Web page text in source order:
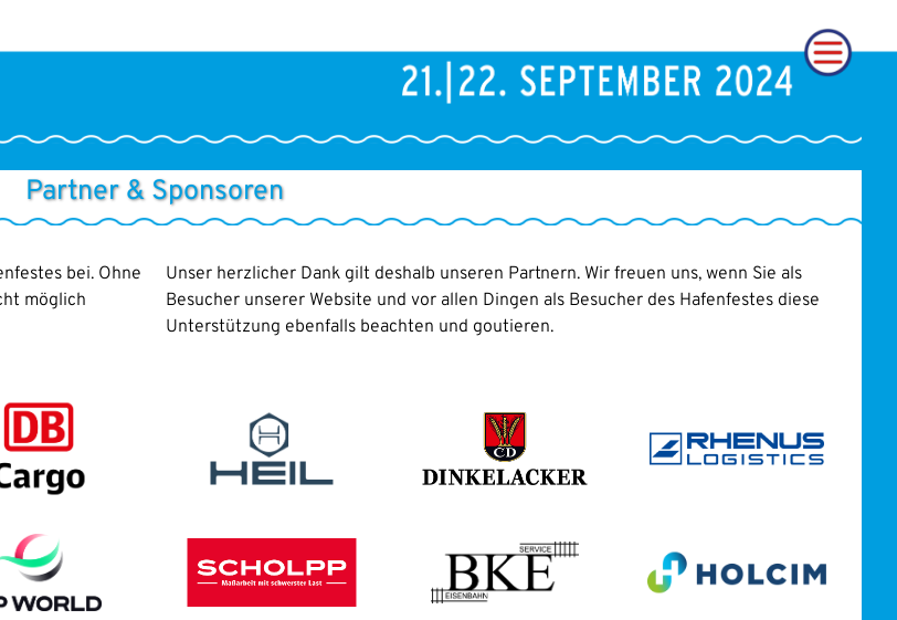
Partner & Sponsoren
bei. Ohne
möglich
Unser herzlicher Dank gilt deshalb unseren Partnern. Wir freuen uns, wenn Sie als
Besucher unserer Website und vor allen Dingen als Besucher des Hafenfestes diese
Unterstützung ebenfalls beachten und goutieren.